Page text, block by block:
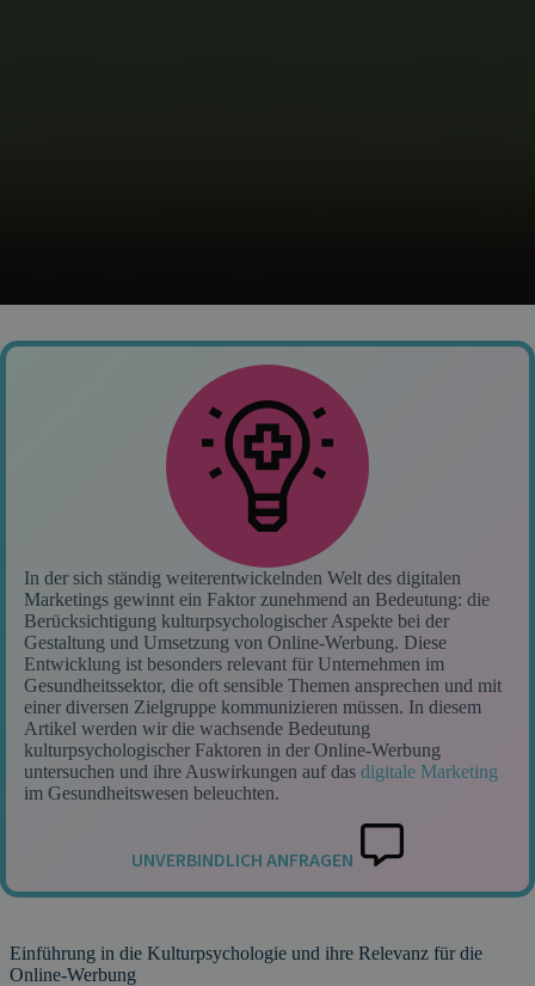
In der sich ständig weiterentwickelnden Welt des digitalen
Marketings gewinnt ein Faktor zunehmend an Bedeutung: die
Berücksichtigung kulturpsychologischer Aspekte bei der
Gestaltung und Umsetzung von Online-Werbung. Diese
Entwicklung ist besonders relevant für Unternehmen im
Gesundheitssektor, die oft sensible Themen ansprechen und mit
einer diversen Zielgruppe kommunizieren müssen. In diesem
Artikel werden wir die wachsende Bedeutung
kulturpsychologischer Faktoren in der Online-Werbung
untersuchen und ihre Auswirkungen auf das digitale Marketing
im Gesundheitswesen beleuchten.
UNVERBINDLICH ANFRAGEN
Einführung in die Kulturpsychologie und ihre Relevanz für die
Online-Werbung